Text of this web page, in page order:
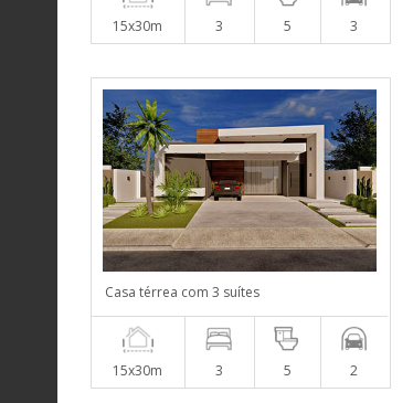
15x30m 3 5 3
Casa térrea com 3 suítes
15x30m 3 5 2